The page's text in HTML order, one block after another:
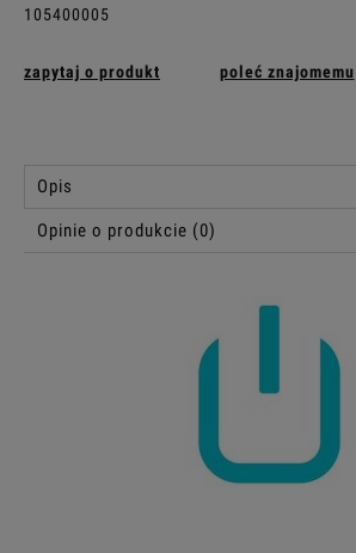
105400005
zapytaj o produkt poleć znajomemu
Opis
Opinie o produkcie (0)